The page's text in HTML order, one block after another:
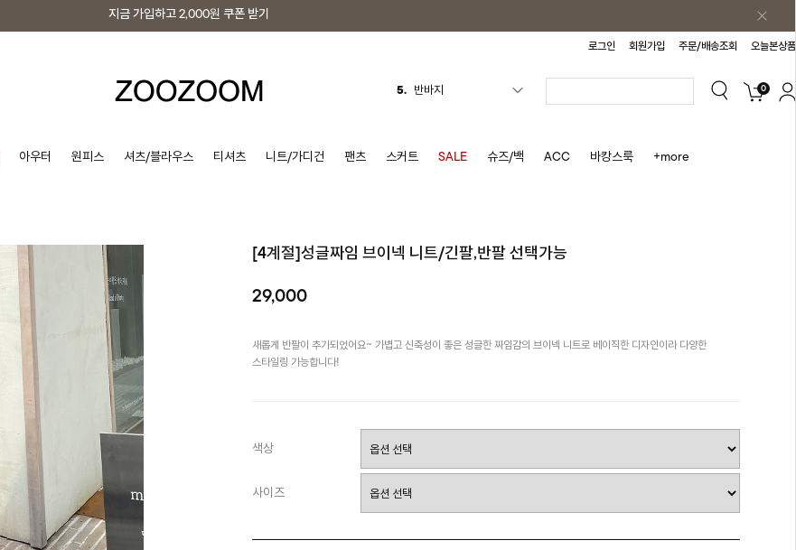
지금 가입하고 2,000원 쿠폰 받기
로그인 회원가입 주문/배송조회 오늘본상품
6. 여름티
8.
2. 블라우스
5. 반바지
0
아우터 원피스 셔츠/블라우스 티셔츠 니트/가디건 팬츠 스커트 SALE 슈즈/백 ACC 바캉스룩 +more
[4계절]성글짜임 브이넥 니트/긴팔,반팔 선택가능
29,000
새롭게 반팔이 추가되었어요~ 가볍고 신축성이 좋은 성글한 짜임감의 브이넥 니트로 베이직한 디자인이라 다양한
스타일링 가능합니다!
색상
사이즈